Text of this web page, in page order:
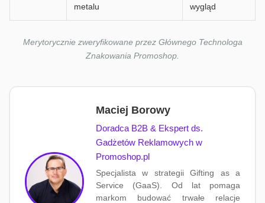
metalu
wygląd
Merytorycznie zweryfikowane przez Głównego Technologa
Znakowania Promoshop.
Maciej Borowy
Doradca B2B & Ekspert ds.
Gadżetów Reklamowych w
Promoshop.pl
Specjalista w strategii Gifting as a
Service (GaaS). Od lat pomaga
markom budować trwałe relacje